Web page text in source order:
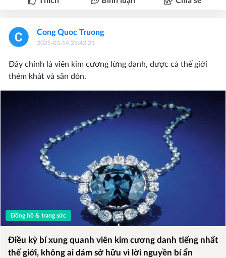
Cong Quoc Truong
2025-03-14 21:42:21
Đây chính là viên kim cương lừng danh, được cả thế giới
thèm khát và săn đón.
Đồng hồ & trang sức
Điều kỳ bí xung quanh viên kim cương danh tiếng nhất
thế giới, không ai dám sở hữu vì lời nguyền bí ẩn